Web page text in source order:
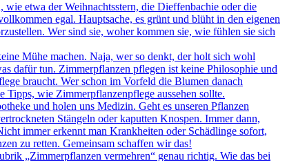
etwa der Weihnachtsstern, die Dieffenbachie oder die
egal. Hauptsache, es grünt und blüht in den eigenen
Wer sind sie, woher kommen sie, wie fühlen sie sich
Mühe machen. Naja, wer so denkt, der holt sich wohl
dafür tun. Zimmerpflanzen pflegen ist keine Philosophie und
braucht. Wer schon im Vorfeld die Blumen danach
wie Zimmerpflanzenpflege aussehen sollte.
und holen uns Medizin. Geht es unseren Pflanzen
Stängeln oder kaputten Knospen. Immer dann,
immer erkennt man Krankheiten oder Schädlinge sofort,
zu retten. Gemeinsam schaffen wir das!
„Zimmerpflanzen vermehren“ genau richtig. Wie das bei